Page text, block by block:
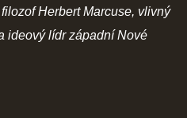
Herbert Marcuse, vlivný
ideový lídr západní Nové